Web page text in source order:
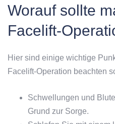
Worauf sollte
Facelift-
Hier sind einige wichtige
Facelift-Operation beachten
Schwellungen und
Grund zur Sorge.